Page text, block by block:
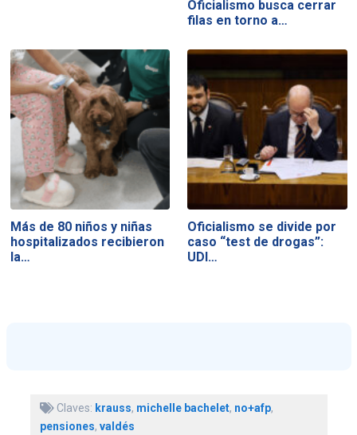
Oficialismo busca cerrar
filas en torno a…
Más de 80 niños y niñas
hospitalizados recibieron
la…
Oficialismo se divide por
caso “test de drogas”:
UDI…
Claves: krauss, michelle bachelet, no+afp,
pensiones, valdés